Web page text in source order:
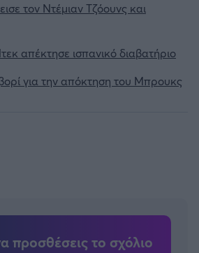
τον Ντέμιαν Τζόουνς και
απέκτησε ισπανικό διαβατήριο
για την απόκτηση του Μπρουκς
προσθέσεις το σχόλιο